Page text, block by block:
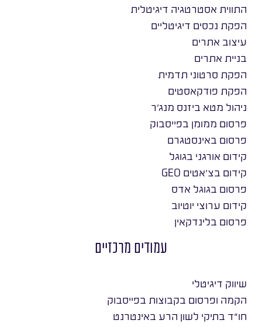
התווית אסטרטגיה דיגיטלית
הפקת נכסים דיגיטליים
עיצוב אתרים
בניית אתרים
הפקת סרטוני תדמית
הפקת פודקאסטים
ניהול מטא ביזנס מנג׳ר
פרסום ממומן בפייסבוק
פרסום באינסטגרם
קידום אורגני בגוגל
קידום בצ׳אטים GEO
פרסום בגוגל אדס
קידום ערוצי יוטיוב
פרסום בלינדקאין
עמודים מרכזיים
שיווק דיגיטלי
הקמה ופרסום בקבוצות בפייסבוק
חו״ד בתיקי לשון הרע באינטרנט